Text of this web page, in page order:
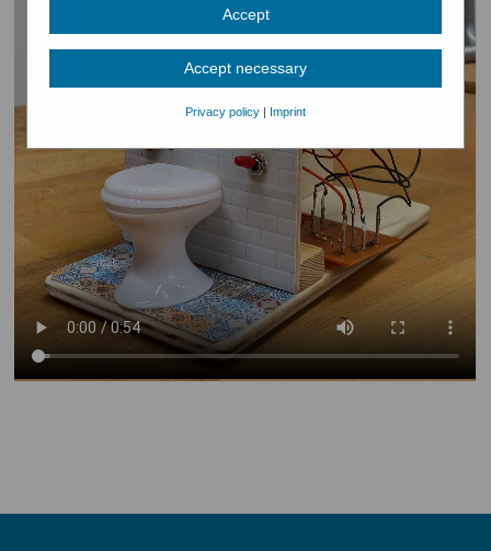
Accept
Accept necessary
Privacy policy| Imprint